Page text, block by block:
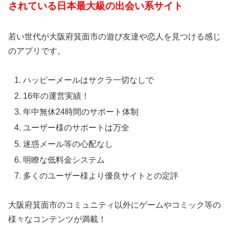
されている日本最大級の出会い系サイト
若い世代が大阪府箕面市の遊び友達や恋人を見つける感じ
のアプリです。
ハッピーメールはサクラ一切なしで
16年の運営実績！
年中無休24時間のサポート体制
ユーザー様のサポートは万全
迷惑メール等の心配なし
明瞭な低料金システム
多くのユーザー様より優良サイトとの定評
大阪府箕面市のコミュニティ以外にゲームやコミック等の
様々なコンテンツが満載！